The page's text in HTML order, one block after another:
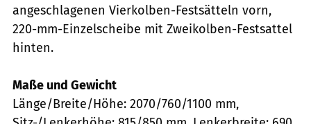
angeschlagenen Vierkolben-Festsätteln vorn,
220-mm-Einzelscheibe mit Zweikolben-Festsattel
hinten.
Maße und Gewicht
Länge/Breite/Höhe: 2070/760/1100 mm,